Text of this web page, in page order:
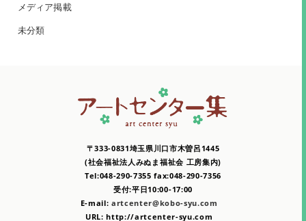
メディア掲載
未分類
〒333-0831埼玉県川口市木曽呂1445
(社会福祉法人みぬま福祉会 工房集内)
Tel:048-290-7355 fax:048-290-7356
受付:平日10:00-17:00
E-mail: artcenter@kobo-syu.com
URL: http://artcenter-syu.com